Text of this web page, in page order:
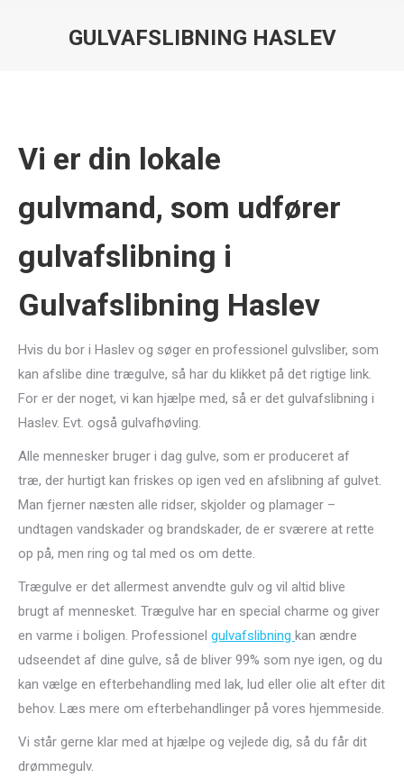
GULVAFSLIBNING HASLEV
Vi er din lokale
gulvmand, som udfører
gulvafslibning i
Gulvafslibning Haslev
Hvis du bor i Haslev og søger en professionel gulvsliber, som
kan afslibe dine trægulve, så har du klikket på det rigtige link.
For er der noget, vi kan hjælpe med, så er det gulvafslibning i
Haslev. Evt. også gulvafhøvling.
Alle mennesker bruger i dag gulve, som er produceret af
træ, der hurtigt kan friskes op igen ved en afslibning af gulvet.
Man fjerner næsten alle ridser, skjolder og plamager –
undtagen vandskader og brandskader, de er sværere at rette
op på, men ring og tal med os om dette.
Trægulve er det allermest anvendte gulv og vil altid blive
brugt af mennesket. Trægulve har en special charme og giver
en varme i boligen. Professionel gulvafslibning kan ændre
udseendet af dine gulve, så de bliver 99% som nye igen, og du
kan vælge en efterbehandling med lak, lud eller olie alt efter dit
behov. Læs mere om efterbehandlinger på vores hjemmeside.
Vi står gerne klar med at hjælpe og vejlede dig, så du får dit
drømmegulv.